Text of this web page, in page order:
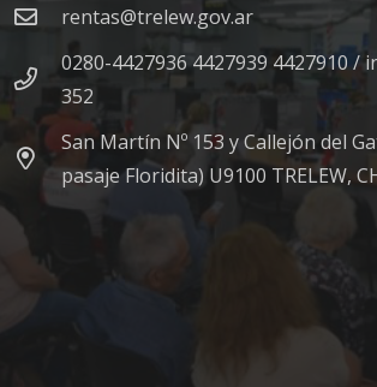
rentas@trelew.gov.ar
0280-4427936 4427939 4427910 /
352
San Martín Nº 153 y Callejón del
pasaje Floridita) U9100 TRELEW,